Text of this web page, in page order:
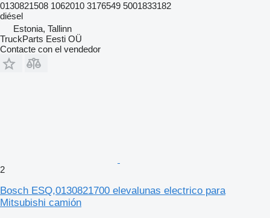
0130821508 1062010 3176549 5001833182
diésel
Estonia, Tallinn
TruckParts Eesti OÜ
Contacte con el vendedor
2
Bosch ESQ,0130821700 elevalunas electrico para
Mitsubishi camión